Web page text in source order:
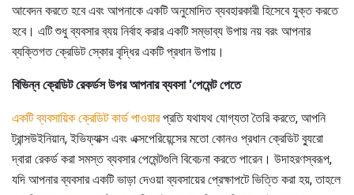
আবেদন করতে হবে এবং আপনাকে একটি অনুমোদিত ব্যবহারকারী হিসেবে যুক্ত করতে
হবে। এটি শুধু ব্যবসার ব্যয় নির্বাহ করার একটি সম্ভাব্য উপায় নয় বরং আপনার
ব্যক্তিগত ক্রেডিট স্কোর বৃদ্ধির একটি প্রধান উপায়।
বিভিন্ন ক্রেডিট রেকর্ডস উপর আপনার ব্যবসা 'পেমেন্ট পেতে
একটি ব্যবসায়িক ক্রেডিট কার্ড পাওয়ারপ্রতি যথাযথ যোগ্যতা তৈরি করতে, আপনি
ট্রান্সউইনিয়ান, ইভিফ্যাক্স এবং এক্সপেরিয়েন্সের মতো কোনও প্রধান ক্রেডিট ব্যুরো
দ্বারা রেকর্ড করা সমস্ত ব্যবসার পেমেন্টগুলি বিবেচনা করতে পারেন। উদাহরণস্বরূপ,
যদি আপনার ব্যবসার একটি ভাড়া দেওয়া ব্যবসায়ের প্রেক্ষাপটে ভিত্তি করা হয়, তাহলে